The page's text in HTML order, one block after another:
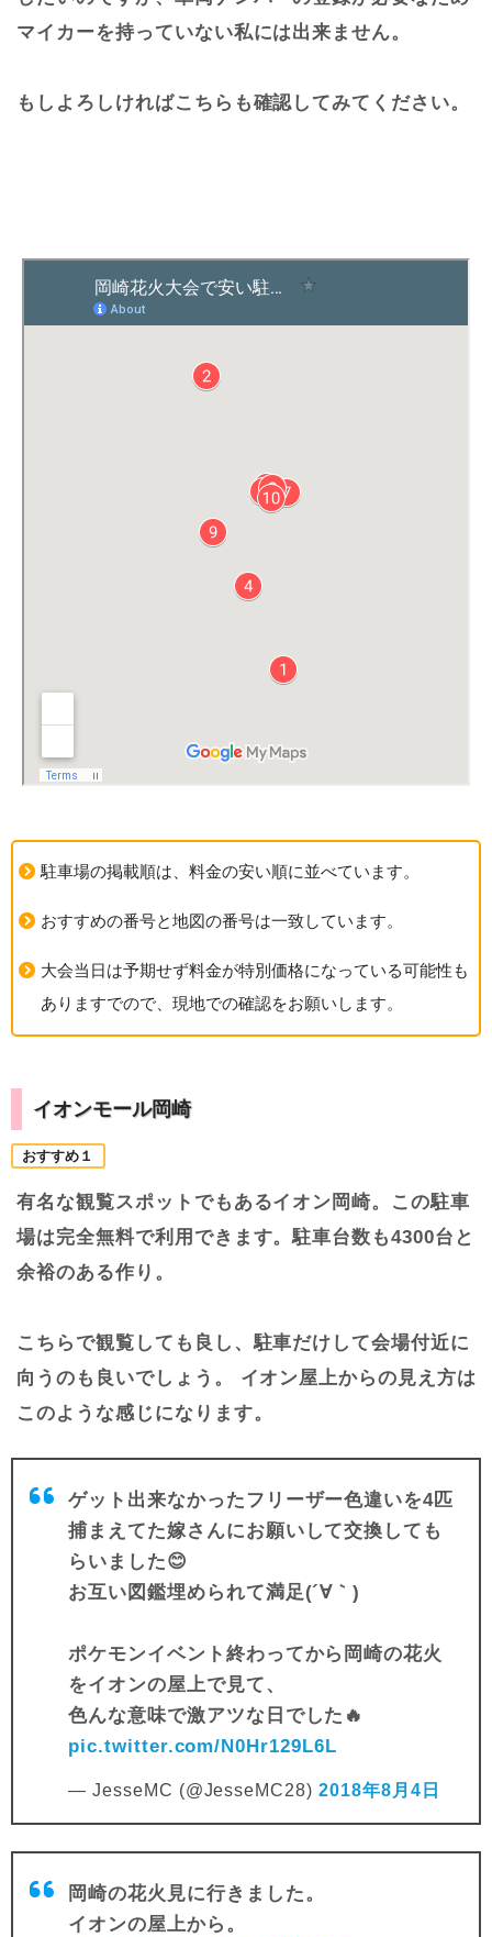
マイカーを持っていない私には出来ません。
もしよろしければこちらも確認してみてください。
駐車場の掲載順は、料金の安い順に並べています。
おすすめの番号と地図の番号は一致しています。
大会当日は予期せず料金が特別価格になっている可能性も
ありますでので、現地での確認をお願いします。
イオンモール岡崎
おすすめ１
有名な観覧スポットでもあるイオン岡崎。この駐車
場は完全無料で利用できます。駐車台数も4300台と
余裕のある作り。
こちらで観覧しても良し、駐車だけして会場付近に
向うのも良いでしょう。 イオン屋上からの見え方は
このような感じになります。
ゲット出来なかったフリーザー色違いを4匹
捕まえてた嫁さんにお願いして交換しても
らいました😊
お互い図鑑埋められて満足(´∀｀)
ポケモンイベント終わってから岡崎の花火
をイオンの屋上で見て、
色んな意味で激アツな日でした🔥
pic.twitter.com/N0Hr129L6L
— JesseMC (@JesseMC28)2018年8月4日
岡崎の花火見に行きました。
イオンの屋上から。